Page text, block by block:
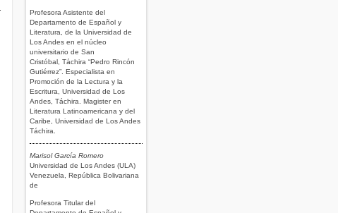
Profesora Asistente del
Departamento de Español y
Literatura, de la Universidad de
Los Andes en el núcleo
universitario de San
Cristóbal, Táchira “Pedro Rincón
Gutiérrez”. Especialista en
Promoción de la Lectura y la
Escritura, Universidad de Los
Andes, Táchira. Magister en
Literatura Latinoamericana y del
Caribe, Universidad de Los Andes
Táchira.
Marisol García Romero
Universidad de Los Andes (ULA)
Venezuela, República Bolivariana
de
Profesora Titular del